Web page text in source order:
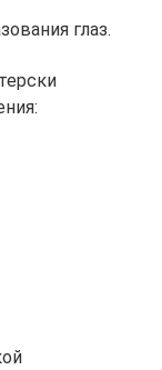
глаз.